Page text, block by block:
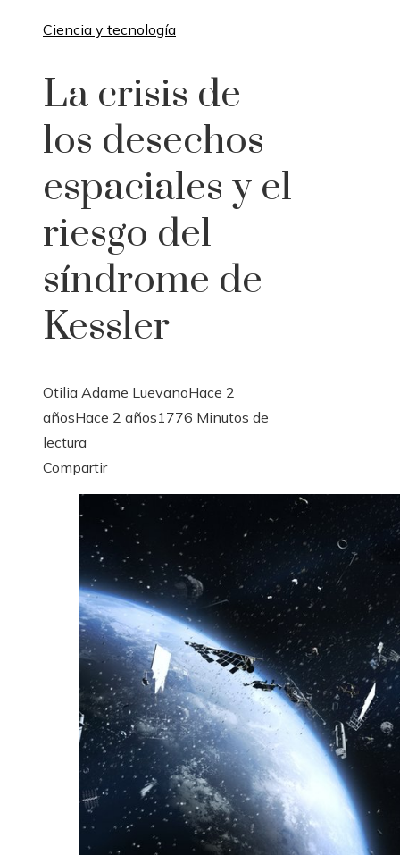
Ciencia y tecnología
La crisis de
los desechos
espaciales y el
riesgo del
síndrome de
Kessler
Otilia Adame LuevanoHace 2
añosHace 2 años1776 Minutos de
lectura
Facebook
Twitter
LinkedIn
Pinterest
Stumbleupon
Email
Compartir